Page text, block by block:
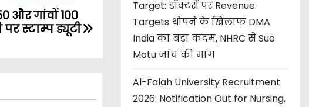
और गांवों 100
स्टाम्प ड्यूटी
Target: डॉक्टरों पर Revenue
Targets थोपने के खिलाफ DMA
India का बड़ा कदम, NHRC से Suo
Motu जांच की मांग
Al-Falah University Recruitment
2026: Notification Out for Nursing,